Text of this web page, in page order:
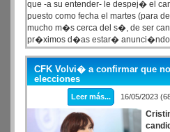
que -a su entender- le despej� el
puesto como fecha el martes (para
mucho m�s cerca del s�, de ser
pr�ximos d�as estar�
Rossi en declaraciones televisivas.
CFK Volvi� a confirmar que
elecciones
Leer más... 16/05/2023